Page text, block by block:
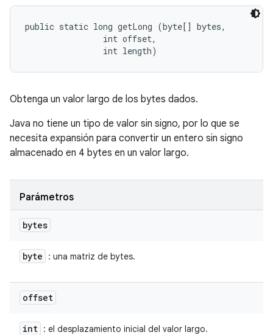
public static long getLong (byte[] bytes,
                int offset,
                int length)
Obtenga un valor largo de los bytes dados.
Java no tiene un tipo de valor sin signo, por lo que se
necesita expansión para convertir un entero sin signo
almacenado en 4 bytes en un valor largo.
Parámetros
bytes
byte : una matriz de bytes.
offset
int : el desplazamiento inicial del valor largo.